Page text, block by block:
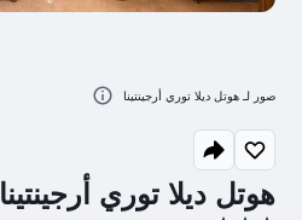
هوتل ديلا توري أرجينتينا
صور لـ هوتل ديلا توري أرجينتينا